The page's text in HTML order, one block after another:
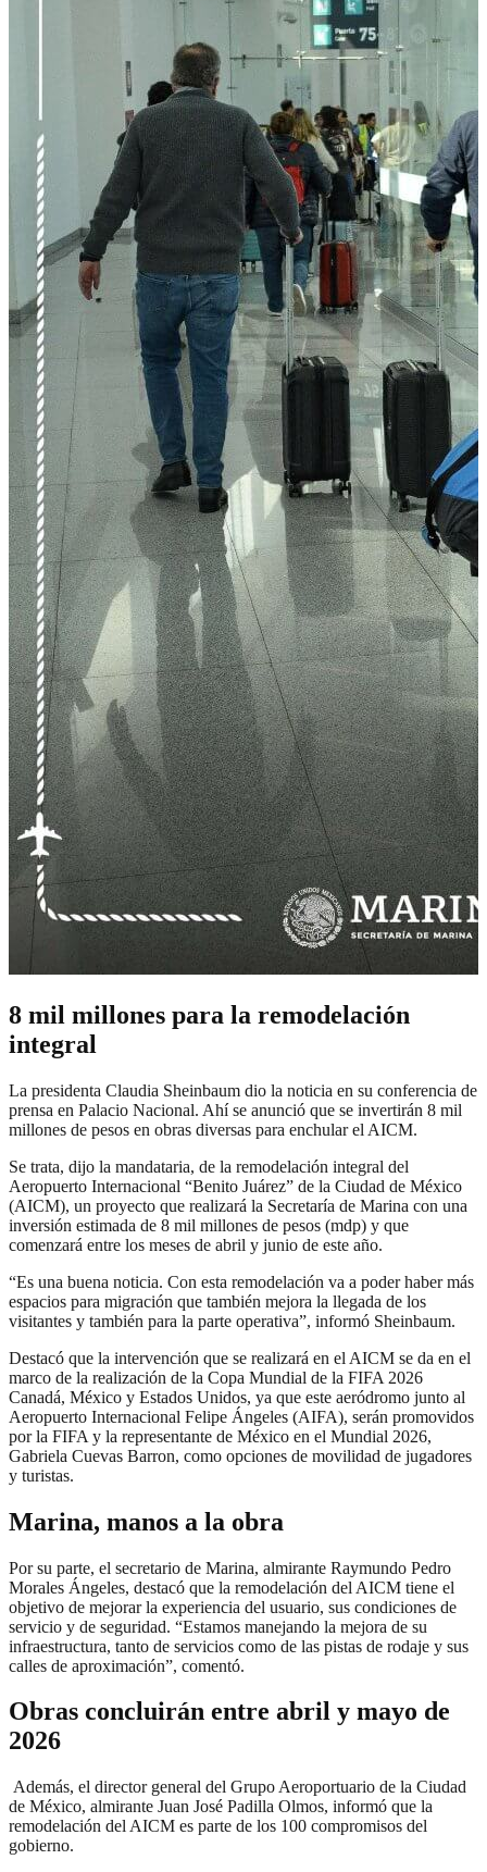
8 mil millones para la remodelación
integral
La presidenta Claudia Sheinbaum dio la noticia en su conferencia de
prensa en Palacio Nacional. Ahí se anunció que se invertirán 8 mil
millones de pesos en obras diversas para enchular el AICM.
Se trata, dijo la mandataria, de la remodelación integral del
Aeropuerto Internacional “Benito Juárez” de la Ciudad de México
(AICM), un proyecto que realizará la Secretaría de Marina con una
inversión estimada de 8 mil millones de pesos (mdp) y que
comenzará entre los meses de abril y junio de este año.
“Es una buena noticia. Con esta remodelación va a poder haber más
espacios para migración que también mejora la llegada de los
visitantes y también para la parte operativa”, informó Sheinbaum.
Destacó que la intervención que se realizará en el AICM se da en el
marco de la realización de la Copa Mundial de la FIFA 2026
Canadá, México y Estados Unidos, ya que este aeródromo junto al
Aeropuerto Internacional Felipe Ángeles (AIFA), serán promovidos
por la FIFA y la representante de México en el Mundial 2026,
Gabriela Cuevas Barron, como opciones de movilidad de jugadores
y turistas.
Marina, manos a la obra
Por su parte, el secretario de Marina, almirante Raymundo Pedro
Morales Ángeles, destacó que la remodelación del AICM tiene el
objetivo de mejorar la experiencia del usuario, sus condiciones de
servicio y de seguridad. “Estamos manejando la mejora de su
infraestructura, tanto de servicios como de las pistas de rodaje y sus
calles de aproximación”, comentó.
Obras concluirán entre abril y mayo de
2026
Además, el director general del Grupo Aeroportuario de la Ciudad
de México, almirante Juan José Padilla Olmos, informó que la
remodelación del AICM es parte de los 100 compromisos del
gobierno.